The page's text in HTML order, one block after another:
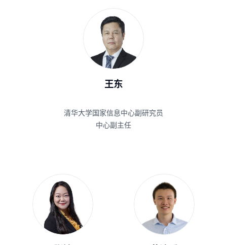
王东
清华大学国家信息中心副研究员
中心副主任